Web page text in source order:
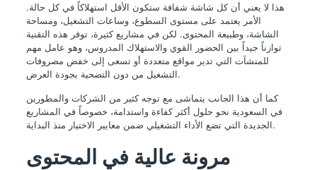
هذا لا يعني أن كل شاشة شفافة ستكون الأقل استهلاكاً في كل حالة.
الأمر يعتمد على مستوى السطوع، وساعات التشغيل، ومساحة
الشاشة، وطبيعة المحتوى. لكن في مشاريع كثيرة، توفر هذه التقنية
توازناً جيداً بين الحضور القوي والاستهلاك المدروس، وهو عامل مهم
للمنشآت التي تدير مواقع متعددة أو تسعى إلى خفض مصروفات
التشغيل من دون التضحية بجودة العرض.
كما أن هذا الجانب يتماشى مع توجه كثير من الشركات والمطورين
في السعودية نحو حلول أكثر كفاءة واستدامة، خصوصاً في المشاريع
الجديدة التي تضع الأداء التشغيلي ضمن معايير الاختيار منذ البداية.
مرونة عالية في المحتوى